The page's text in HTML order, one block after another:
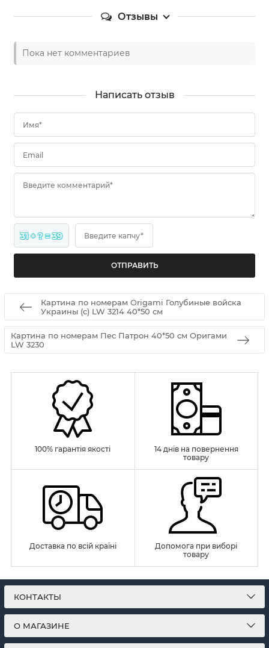
Отзывы
Пока нет комментариев
Написать отзыв
Имя*
Email
Введите комментарий*
31 + ? = 39 Введите капчу*
Картина по номерам Origamі Голубиные войска
Украины (с) LW 3214 40*50 см
Картина по номерам Пес Патрон 40*50 см Оригами
LW 3230
100% гарантія якості
14 днів на повернення
товару
Доставка по всій країні
Допомога при виборі
товару
КОНТАКТЫ
О МАГАЗИНЕ